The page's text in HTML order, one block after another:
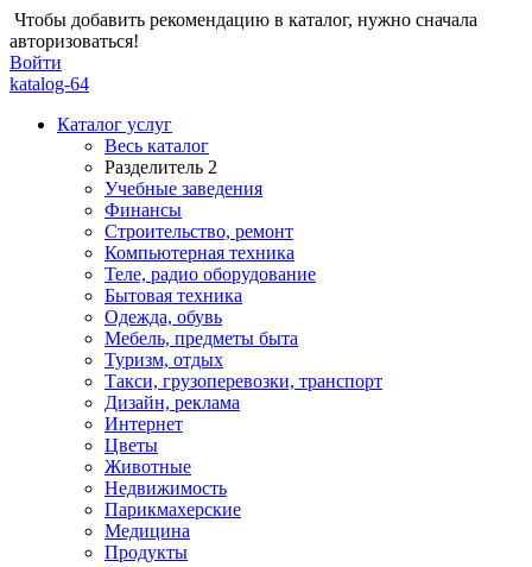
Чтобы добавить рекомендацию в каталог, нужно сначала
авторизоваться!
Войти
katalog-64
Каталог услуг
Весь каталог
Разделитель 2
Учебные заведения
Финансы
Строительство, ремонт
Компьютерная техника
Теле, радио оборудование
Бытовая техника
Одежда, обувь
Мебель, предметы быта
Туризм, отдых
Такси, грузоперевозки, транспорт
Дизайн, реклама
Интернет
Цветы
Животные
Недвижимость
Парикмахерские
Медицина
Продукты